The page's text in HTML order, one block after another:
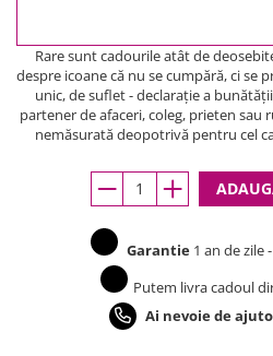
Rare sunt cadourile atât de
despre icoane că nu se cumpără, ci se
unic, de suflet - declaraţie a
partener de afaceri, coleg, prieten sau
nemăsurată deopotrivă pentru cel
Garantie 1 an de zile -
Putem livra cadoul
Ai nevoie de